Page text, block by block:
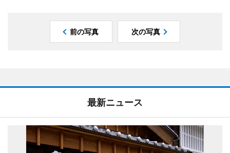
前の写真 次の写真
最新ニュース